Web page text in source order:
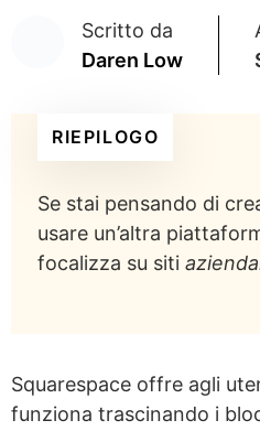
Scritto da
Daren Low
RIEPILOGO
Se stai pensando di
usare un’altra
focalizza su siti
Squarespace offre agli
funziona trascinando i